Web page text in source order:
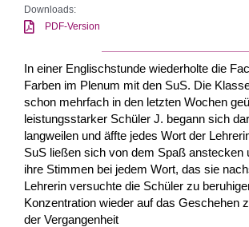
Downloads:
PDF-Version
In einer Englischstunde wiederholte die
Farben im Plenum mit den SuS. Die
schon mehrfach in den letzten Wochen
leistungsstarker Schüler J. begann sich
langweilen und äffte jedes Wort der
SuS ließen sich von dem Spaß anstecken
ihre Stimmen bei jedem Wort, das sie
Lehrerin versuchte die Schüler zu
Konzentration wieder auf das Geschehen
der Vergangenheit